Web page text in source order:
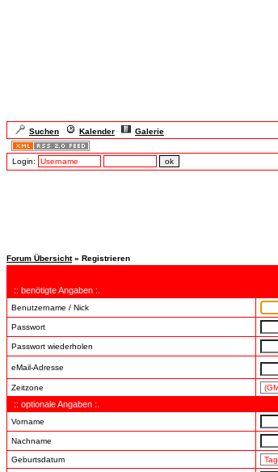
Suchen Kalender Galerie
Login:
Forum Übersicht» Registrieren
:: benötigte Angaben :.
Benutzername / Nick
Passwort
Passwort wiederholen
eMail-Adresse
Zeitzone
:: optionale Angaben :.
Vorname
Nachname
Geburtsdatum